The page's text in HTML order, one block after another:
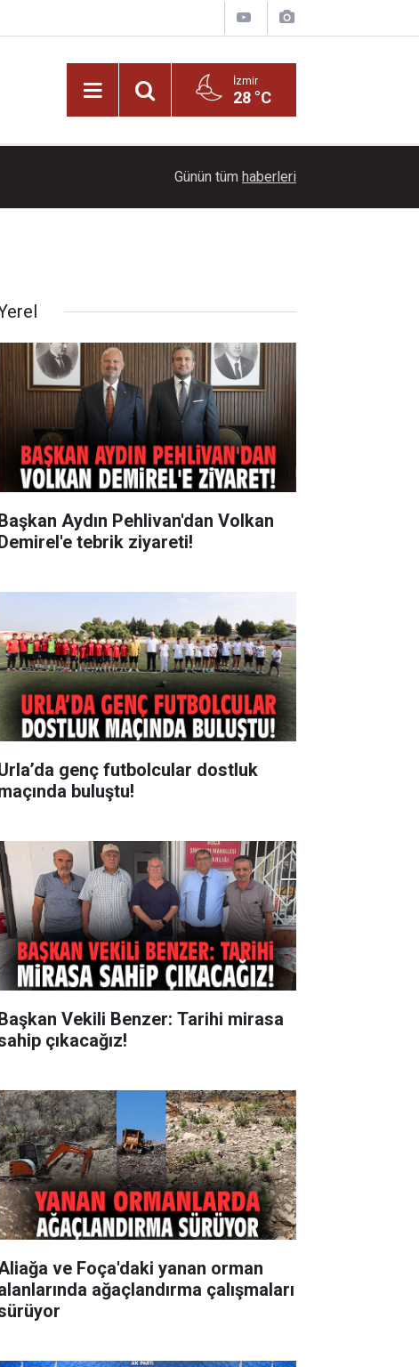
İzmir
28 °C
Ayçiçeği tarlaları ihtişamıyla görenleri büyüledi!
Günün tüm haberleri
Aydın Pehlivan'dan Volkan
tebrik ziyareti!
genç futbolcular dostluk
buluştu!
Vekili Benzer: Tarihi mirasa
çıkacağız!
ve Foça'daki yanan orman
ağaçlandırma çalışmaları